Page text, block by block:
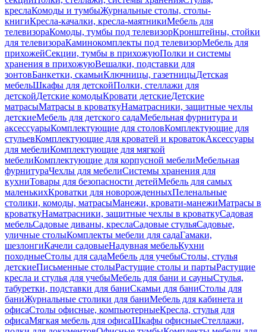
креслаКомоды и тумбыЖурнальные столы, столы-
книгиКресла-качалки, кресла-маятникиМебель для
телевизораКомоды, тумбы под телевизорКронштейны, стойки
для телевизораКаминокомплекты под телевизорМебель для
прихожейСекции, тумбы в прихожуюПолки и системы
хранения в прихожуюВешалки, подставки для
зонтовБанкетки, скамьиКлючницы, газетницыДетская
мебельШкафы для детскойПолки, стеллажи для
детскойДетские комодыКровати детскиеДетские
матрасыМатрасы в кроваткуНаматрасники, защитные чехлы
детскиеМебель для детского садаМебельная фурнитура и
аксессуарыКомплектующие для столовКомплектующие для
стульевКомплектующие для кроватей и кроватокАксессуары
для мебелиКомплектующие для мягкой
мебелиКомплектующие для корпусной мебелиМебельная
фурнитураЧехлы для мебелиСистемы хранения для
кухниТовары для безопасности детейМебель для самых
маленькихКроватки для новорожденныхПеленальные
столики, комоды, матрасыМанежи, кровати-манежиМатрасы в
кроваткуНаматрасники, защитные чехлы в кроваткуСадовая
мебельСадовые диваны, креслаСадовые стульяСадовые,
уличные столыКомплекты мебели для садаГамаки,
шезлонгиКачели садовыеНадувная мебельКухни
походныеСтолы для садаМебель для учебыСтолы, стулья
детскиеПисьменные столыРастущие столы и партыРастущие
кресла и стулья для учебыМебель для бани и сауныСтулья,
табуретки, подставки для баниСкамьи для баниСтолы для
баниЖурнальные столики для баниМебель для кабинета и
офисаСтолы офисные, компьютерныеКресла, стулья для
офисаМягкая мебель для офисаШкафы офисныеСтеллажи,